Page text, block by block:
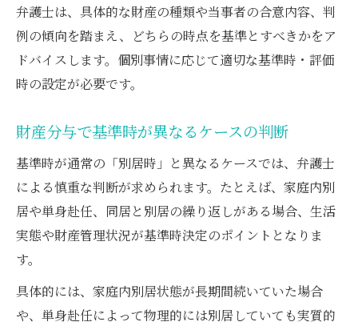
弁護士は、具体的な財産の種類や当事者の合意内容、判
例の傾向を踏まえ、どちらの時点を基準とすべきかをア
ドバイスします。個別事情に応じて適切な基準時・評価
時の設定が必要です。
財産分与で基準時が異なるケースの判断
基準時が通常の「別居時」と異なるケースでは、弁護士
による慎重な判断が求められます。たとえば、家庭内別
居や単身赴任、同居と別居の繰り返しがある場合、生活
実態や財産管理状況が基準時決定のポイントとなりま
す。
具体的には、家庭内別居状態が長期間続いていた場合
や、単身赴任によって物理的には別居していても実質的